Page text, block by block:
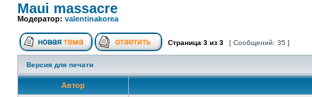
Maui massacre
Модератор: valentinakorea
Страница 3 из 3 [ Сообщений: 35 ]
Версия для печати
Автор